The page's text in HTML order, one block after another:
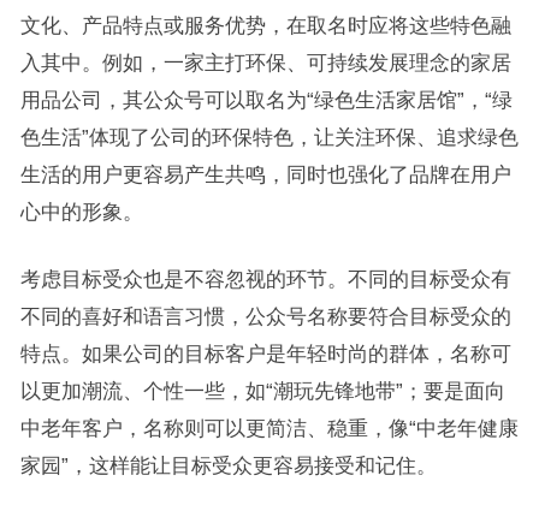
文化、产品特点或服务优势，在取名时应将这些特色融
入其中。例如，一家主打环保、可持续发展理念的家居
用品公司，其公众号可以取名为“绿色生活家居馆”，“绿
色生活”体现了公司的环保特色，让关注环保、追求绿色
生活的用户更容易产生共鸣，同时也强化了品牌在用户
心中的形象。
考虑目标受众也是不容忽视的环节。不同的目标受众有
不同的喜好和语言习惯，公众号名称要符合目标受众的
特点。如果公司的目标客户是年轻时尚的群体，名称可
以更加潮流、个性一些，如“潮玩先锋地带”；要是面向
中老年客户，名称则可以更简洁、稳重，像“中老年健康
家园”，这样能让目标受众更容易接受和记住。